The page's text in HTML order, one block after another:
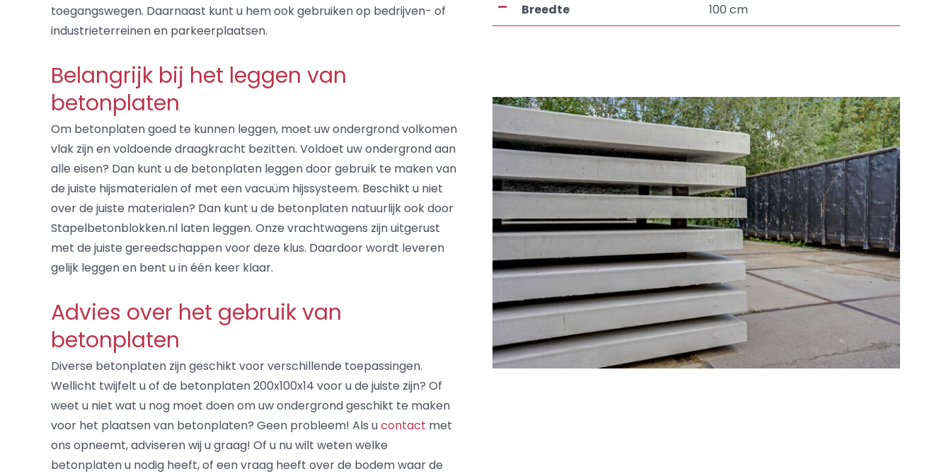
toegangswegen. Daarnaast kunt u hem ook gebruiken op bedrijven- of
industrieterreinen en parkeerplaatsen.
Belangrijk bij het leggen van
betonplaten
Om betonplaten goed te kunnen leggen, moet uw ondergrond volkomen
vlak zijn en voldoende draagkracht bezitten. Voldoet uw ondergrond aan
alle eisen? Dan kunt u de betonplaten leggen door gebruik te maken van
de juiste hijsmaterialen of met een vacuüm hijssysteem. Beschikt u niet
over de juiste materialen? Dan kunt u de betonplaten natuurlijk ook door
Stapelbetonblokken.nl laten leggen. Onze vrachtwagens zijn uitgerust
met de juiste gereedschappen voor deze klus. Daardoor wordt leveren
gelijk leggen en bent u in één keer klaar.
Advies over het gebruik van
betonplaten
Diverse betonplaten zijn geschikt voor verschillende toepassingen.
Wellicht twijfelt u of de betonplaten 200x100x14 voor u de juiste zijn? Of
weet u niet wat u nog moet doen om uw ondergrond geschikt te maken
voor het plaatsen van betonplaten? Geen probleem! Als ucontact met
ons opneemt, adviseren wij u graag! Of u nu wilt weten welke
betonplaten u nodig heeft, of een vraag heeft over de bodem waar de
Breedte 100 cm